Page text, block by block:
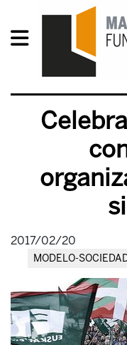
2017/02/20
MODELO-